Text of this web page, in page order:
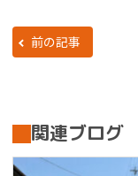
前の記事
関連ブログ